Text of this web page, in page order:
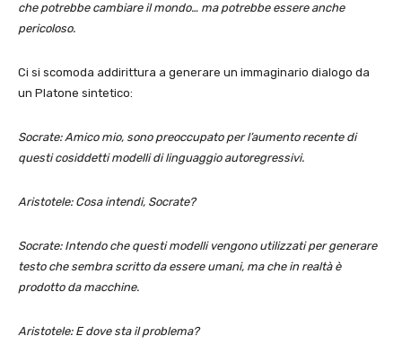
che potrebbe cambiare il mondo… ma potrebbe essere anche
pericoloso.
Ci si scomoda addirittura a generare un immaginario dialogo da
un Platone sintetico:
Socrate: Amico mio, sono preoccupato per l’aumento recente di
questi cosiddetti modelli di linguaggio autoregressivi.
Aristotele: Cosa intendi, Socrate?
Socrate: Intendo che questi modelli vengono utilizzati per generare
testo che sembra scritto da essere umani, ma che in realtà è
prodotto da macchine.
Aristotele: E dove sta il problema?